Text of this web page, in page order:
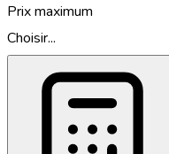
Prix maximum
Choisir...